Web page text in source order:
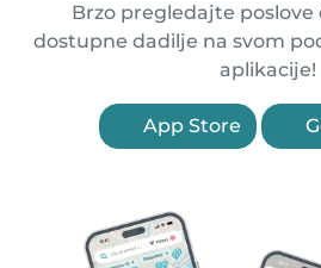
Brzo pregledajte poslove
dostupne dadilje na svom
aplikacije!
App Store